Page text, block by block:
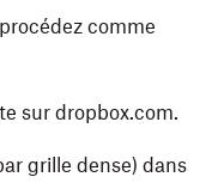
comme
sur dropbox.com.
grille dense) dans